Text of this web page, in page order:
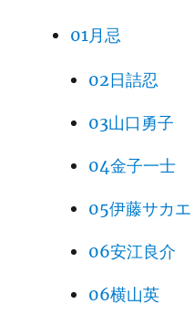
01月忌
02日詰忍
03山口勇子
04金子一士
05伊藤サカエ
06安江良介
06横山英